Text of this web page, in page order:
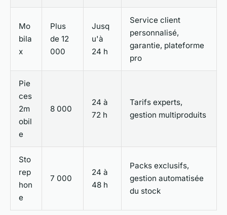
Mo
bila
x
Plus
de 12
000
Jusq
u'à
24 h
Service client
personnalisé,
garantie, plateforme
pro
Pie
ces
2m
obil
e
8 000
24 à
72 h
Tarifs experts,
gestion multiproduits
Sto
rep
hon
e
7 000
24 à
48 h
Packs exclusifs,
gestion automatisée
du stock